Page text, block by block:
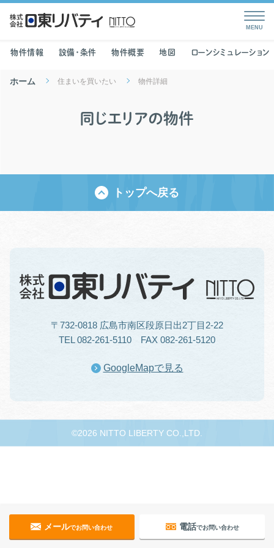
物件情報 設備・条件 物件概要 地図 ローンシミュレーション
ホーム 住まいを買いたい 物件詳細
同じエリアの物件
メールでお問い合わせ 電話でお問い合わせ
トップへ戻る
〒732-0818 広島市南区段原日出2丁目2-22
TEL 082-261-5110 FAX 082-261-5120
GoogleMapで見る
©2026 NITTO LIBERTY CO.,LTD.